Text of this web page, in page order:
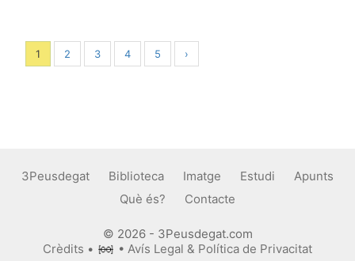
1 2 3 4 5 ›
3Peusdegat Biblioteca Imatge Estudi
Apunts
Què és?
Contacte
© 2026 - 3Peusdegat.com
Crèdits • • Avís Legal & Política de Privacitat